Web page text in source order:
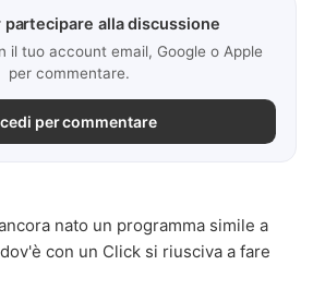
alla discussione
il tuo account email, Google o Apple
per commentare.
per commentare
nato un programma simile a
con un Click si riusciva a fare